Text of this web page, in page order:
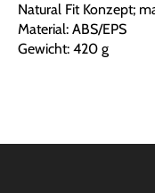
Natural Fit Konzept;
Material: ABS/EPS
Gewicht: 420 g